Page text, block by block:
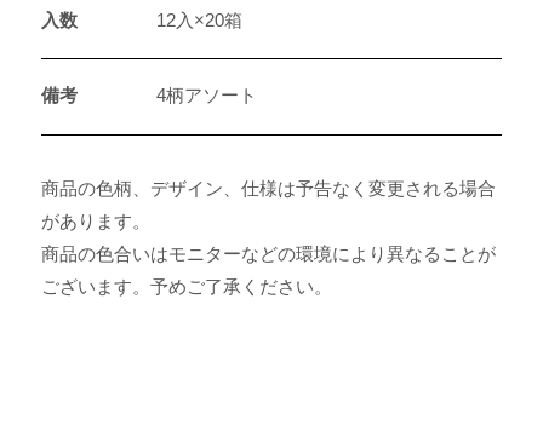
入数 12入×20箱
備考 4柄アソート
商品の色柄、デザイン、仕様は予告なく変更される場合
があります。
商品の色合いはモニターなどの環境により異なることが
ございます。予めご了承ください。